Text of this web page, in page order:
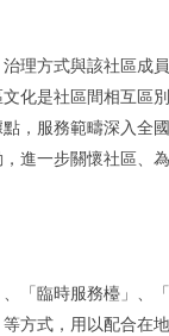
方式與該社區成
化是社區間相互區
，服務範疇深入全
進一步關懷社區、
臨時服務檯」、
方式，用以配合在